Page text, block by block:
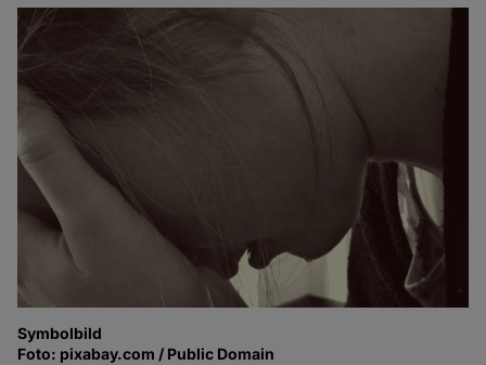
Symbolbild
Foto: pixabay.com / Public Domain